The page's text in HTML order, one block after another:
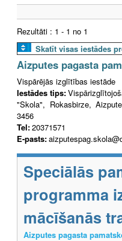
Rezultāti : 1 - 1 no 1
Skatīt visas iestādes
Aizputes pagasta
Vispārējās izglītības iestāde
Iestādes tips:
"Skola", Rokasbirze,
3456
Tel:20371571
E-pasts:
Speciālās
programma
mācīšanās
Aizputes pagasta